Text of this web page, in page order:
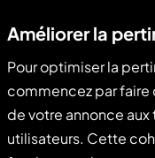
Améliorer la
Pour optimiser la
commencez par
de votre annonce
utilisateurs. Cette